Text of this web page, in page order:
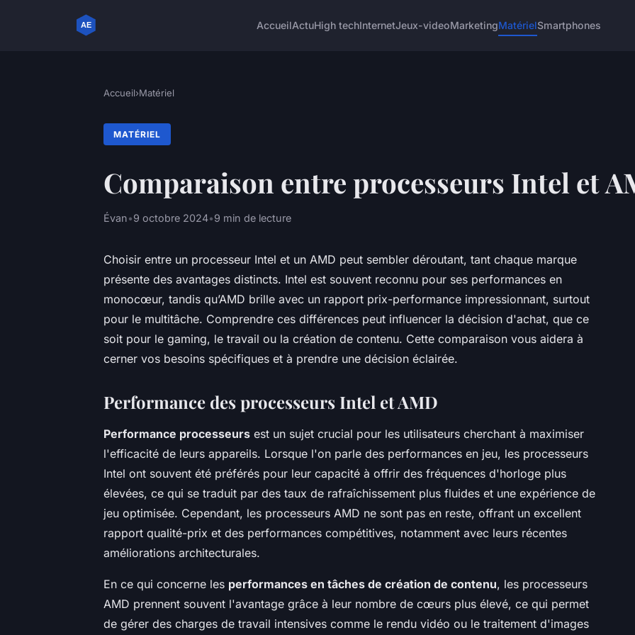
AccueilActuHigh techInternetJeux-videoMarketingMatérielSmartphones
Accueil›Matériel
MATÉRIEL
Comparaison entre processeurs Intel et
Évan•9 octobre 2024•9 min de lecture
Choisir entre un processeur Intel et un AMD peut sembler déroutant, tant chaque marque
présente des avantages distincts. Intel est souvent reconnu pour ses performances en
monocœur, tandis qu’AMD brille avec un rapport prix-performance impressionnant, surtout
pour le multitâche. Comprendre ces différences peut influencer la décision d'achat, que ce
soit pour le gaming, le travail ou la création de contenu. Cette comparaison vous aidera à
cerner vos besoins spécifiques et à prendre une décision éclairée.
Performance des processeurs Intel et AMD
Performance processeurs est un sujet crucial pour les utilisateurs cherchant à maximiser
l'efficacité de leurs appareils. Lorsque l'on parle des performances en jeu, les processeurs
Intel ont souvent été préférés pour leur capacité à offrir des fréquences d'horloge plus
élevées, ce qui se traduit par des taux de rafraîchissement plus fluides et une expérience de
jeu optimisée. Cependant, les processeurs AMD ne sont pas en reste, offrant un excellent
rapport qualité-prix et des performances compétitives, notamment avec leurs récentes
améliorations architecturales.
En ce qui concerne les performances en tâches de création de contenu, les processeurs
AMD prennent souvent l'avantage grâce à leur nombre de cœurs plus élevé, ce qui permet
de gérer des charges de travail intensives comme le rendu vidéo ou le traitement d'images